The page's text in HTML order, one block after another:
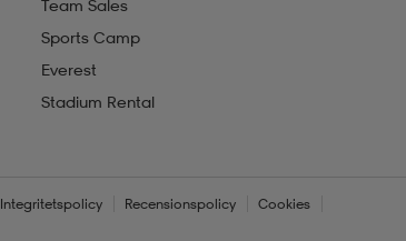
Team Sales
Sports Camp
Everest
Stadium Rental
Integritetspolicy Recensionspolicy
Cookies